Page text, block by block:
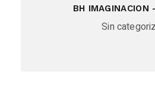
BH IMAGINACION
Sin